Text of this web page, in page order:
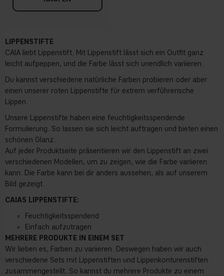
LIPPENSTIFTE
CAIA liebt Lippenstift. Mit Lippenstift lässt sich ein Outfit ganz
leicht aufpeppen, und die Farbe lässt sich unendlich variieren.
Du kannst verschiedene natürliche Farben probieren oder aber
einen unserer roten Lippenstifte für extrem verführerische
Lippen.
Unsere Lippenstifte haben eine feuchtigkeitsspendende
Formulierung. So lassen sie sich leicht auftragen und bieten einen
schönen Glanz.
Auf jeder Produktseite präsentieren wir den Lippenstift an zwei
verschiedenen Modellen, um zu zeigen, wie die Farbe variieren
kann. Die Farbe kann bei dir anders aussehen, als auf unserem
Bild gezeigt.
CAIAS LIPPENSTIFTE:
Feuchtigkeitsspendend
Einfach aufzutragen
MEHRERE PRODUKTE IN EINEM SET
Wir lieben es, Farben zu variieren. Deswegen haben wir auch
verschiedene Sets mit Lippenstiften und Lippenkonturenstiften
zusammengestellt. So kannst du mehrere Produkte zu einem